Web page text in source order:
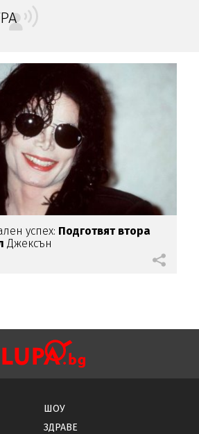
успех: Подготвят втора
Джексън
ШОУ
ЗДРАВЕ